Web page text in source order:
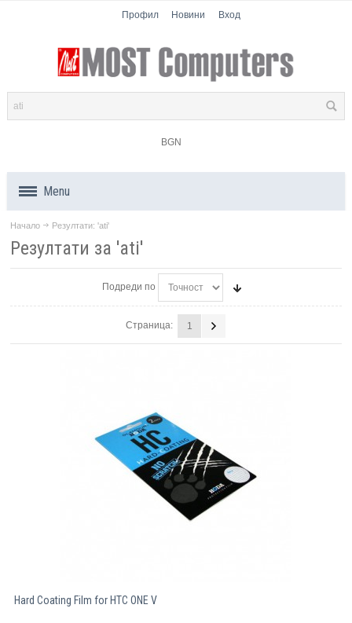
Профил Новини Вход
BGN
Menu
Продукти
Компоненти
Лаптопи
Таблети
Начало Резултати: 'ati'
Резултати за 'ati'
Подреди по
Страница: 1
Hard Coating Film for HTC ONE V